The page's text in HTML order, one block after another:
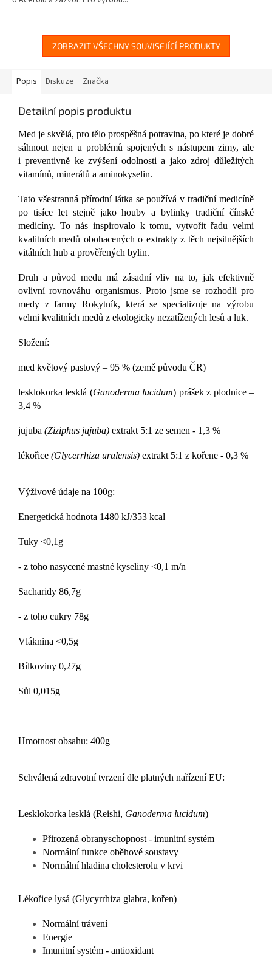
ZOBRAZIT VŠECHNY SOUVISEJÍCÍ PRODUKTY
Popis Diskuze Značka
Detailní popis produktu
Med je skvělá, pro tělo prospěšná potravina, po které je dobré
sáhnout nejen u problémů spojených s nástupem zimy, ale
i preventivně ke zvýšení odolnosti a jako zdroj důležitých
vitamínů, minerálů a aminokyselin.
Tato všestranná přírodní látka se používá v tradiční medicíně
po tisíce let stejně jako houby a bylinky tradiční čínské
medicíny. To nás inspirovalo k tomu, vytvořit řadu velmi
kvalitních medů obohacených o extrakty z těch nejsilnějších
vitálních hub a prověřených bylin.
Druh a původ medu má zásadní vliv na to, jak efektivně
ovlivní rovnováhu organismus. Proto jsme se rozhodli pro
medy z farmy Rokytník, která se specializuje na výrobu
velmi kvalitních medů z ekologicky nezatížených lesů a luk.
Složení:
med květový pastový – 95 % (země původu ČR)
lesklokorka lesklá (Ganoderma lucidum) prášek z plodnice –
3,4 %
jujuba (Ziziphus jujuba) extrakt 5:1 ze semen - 1,3 %
lékořice (Glycerrhiza uralensis) extrakt 5:1 z kořene - 0,3 %
Výživové údaje na 100g:
Energetická hodnota 1480 kJ/353 kcal
Tuky <0,1g
- z toho nasycené mastné kyseliny <0,1 m/n
Sacharidy 86,7g
- z toho cukry 78g
Vláknina <0,5g
Bílkoviny 0,27g
Sůl 0,015g
Hmotnost obsahu: 400g
Schválená zdravotní tvrzení dle platných nařízení EU:
Lesklokorka lesklá (Reishi, Ganoderma lucidum)
Přirozená obranyschopnost - imunitní systém
Normální funkce oběhové soustavy
Normální hladina cholesterolu v krvi
Lékořice lysá (Glycyrrhiza glabra, kořen)
Normální trávení
Energie
Imunitní systém - antioxidant